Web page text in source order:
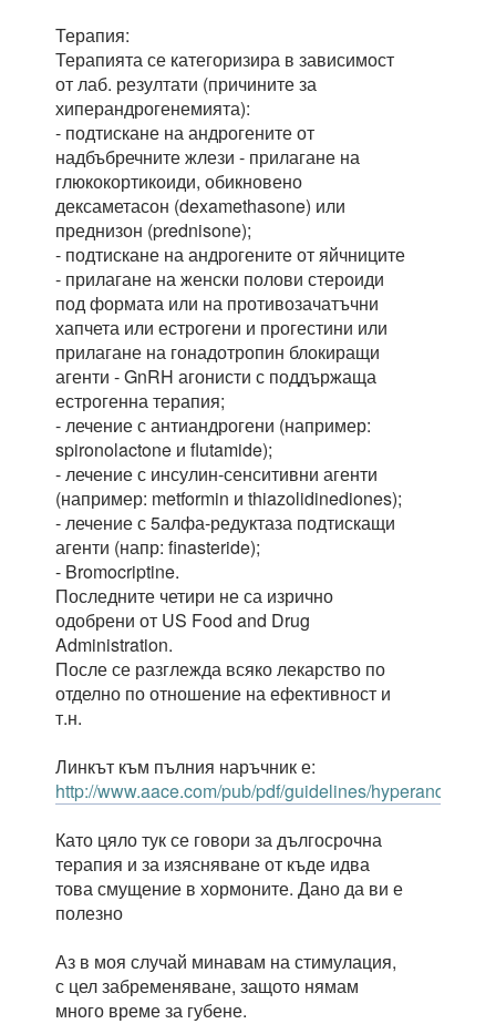
Терапия:
Терапията се категоризира в зависимост
от лаб. резултати (причините за
хиперандрогенемията):
- подтискане на андрогените от
надбъбречните жлези - прилагане на
глюкокортикоиди, обикновено
дексаметасон (dexamethasone) или
преднизон (prednisone);
- подтискане на андрогените от яйчниците
- прилагане на женски полови стероиди
под формата или на противозачатъчни
хапчета или естрогени и прогестини или
прилагане на гонадотропин блокиращи
агенти - GnRH агонисти с поддържаща
естрогенна терапия;
- лечение с антиандрогени (например:
spironolactone и flutamide);
- лечение с инсулин-сенситивни агенти
(например: metformin и thiazolidinediones);
- лечение с 5алфа-редуктаза подтискащи
агенти (напр: finasteride);
- Bromocriptine.
Последните четири не са изрично
одобрени от US Food and Drug
Administration.
После се разглежда всяко лекарство по
отделно по отношение на ефективност и
т.н.
Линкът към пълния наръчник е:
http://www.aace.com/pub/pdf/guidelines/
Като цяло тук се говори за дългосрочна
терапия и за изясняване от къде идва
това смущение в хормоните. Дано да ви е
полезно
Аз в моя случай минавам на стимулация,
с цел забременяване, защото нямам
много време за губене.